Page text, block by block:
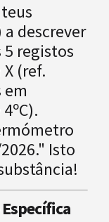
descrever
5 registos
(ref.
em
Isto